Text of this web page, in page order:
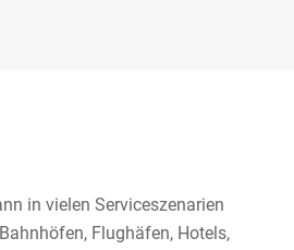
in vielen Serviceszenarien
Flughäfen, Hotels,